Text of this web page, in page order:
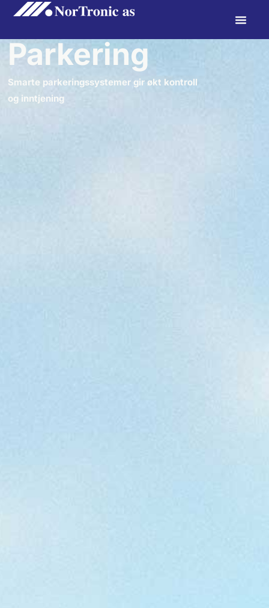
Parkering
Smarte parkeringssystemer gir økt kontroll
og inntjening